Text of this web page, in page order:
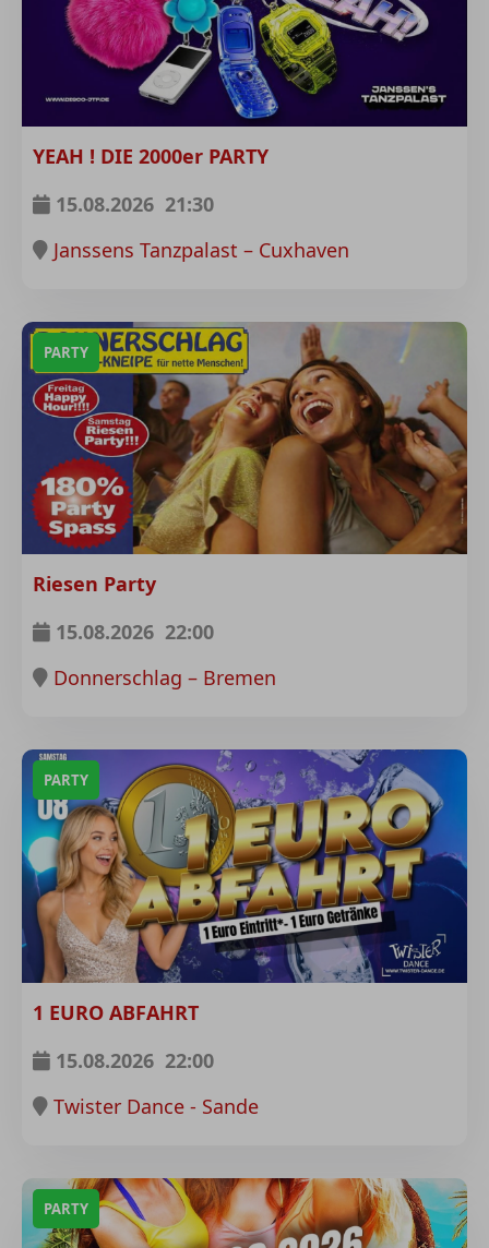
YEAH ! DIE 2000er PARTY
15.08.2026 21:30
Janssens Tanzpalast – Cuxhaven
PARTY
Riesen Party
15.08.2026 22:00
Donnerschlag – Bremen
PARTY
1 EURO ABFAHRT
15.08.2026 22:00
Twister Dance - Sande
PARTY